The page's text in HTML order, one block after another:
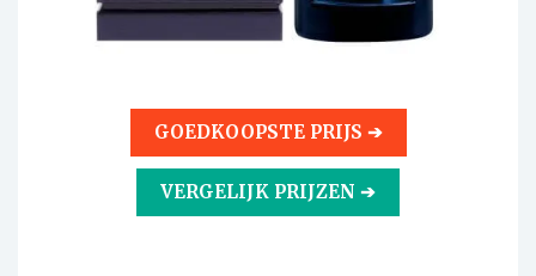
GOEDKOOPSTE PRIJS ➔
VERGELIJK PRIJZEN ➔